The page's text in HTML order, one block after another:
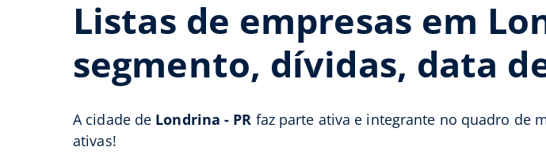
Listas de empresas em
segmento, dívidas, data
A cidade de Londrina - PR faz parte ativa e integrante no quadro de
ativas!